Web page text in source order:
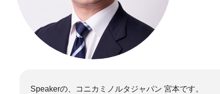
Speakerの、コニカミノルタジャパン 宮本です。